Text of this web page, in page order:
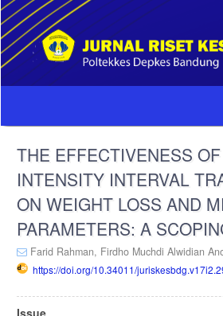
Quick
jump
to
page
content
Main
Sidebar
THE EFFECTIVENESS
INTENSITY INTERVAL
ON WEIGHT LOSS AND
PARAMETERS: A
Farid Rahman, Firdho Muchdi Alwidian
https://doi.org/10.34011/
Issue